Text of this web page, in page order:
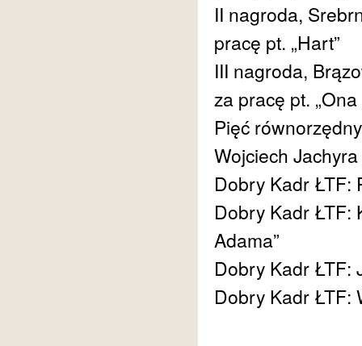
II nagroda,
pracę pt. „Hart”
III nagroda,
za pracę pt. „Ona
Pięć
Wojciech
Dobry Kadr ŁTF:
Dobry Kadr ŁTF:
Adama”
Dobry Kadr ŁTF:
Dobry Kadr ŁTF: